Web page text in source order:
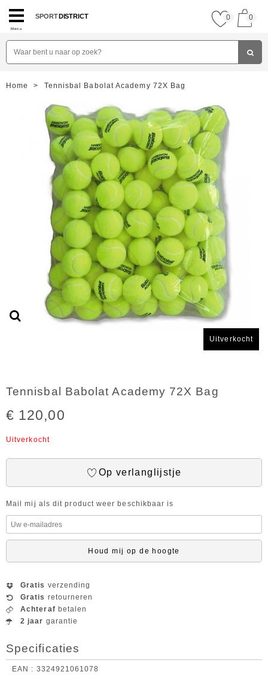
Menu
SPORTDISTRICT 0 0
Home > Tennisbal Babolat Academy 72X Bag
Uitverkocht
Tennisbal Babolat Academy 72X Bag
€ 120,00
Uitverkocht
Op verlanglijstje
Mail mij als dit product weer beschikbaar is
Houd mij op de hoogte
Gratis verzending
Gratis retourneren
Achteraf betalen
2 jaar garantie
Specificaties
EAN 3324921061078